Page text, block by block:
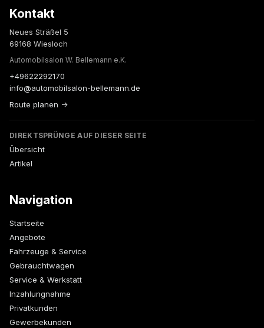
Kontakt
Neues Sträßel 5
69168 Wiesloch
Automobilsalon W. Bellemann e.K.
+49622292170
info@automobilsalon-bellemann.de
Route planen →
DIREKTSPRÜNGE AUF DIESER SEITE
Übersicht
Artikel
Navigation
Startseite
Angebote
Fahrzeuge & Service
Gebrauchtwagen
Service & Werkstatt
Inzahlungnahme
Privatkunden
Gewerbekunden